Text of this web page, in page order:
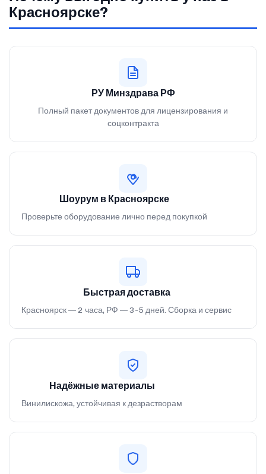
Красноярске?
РУ Минздрава РФ
Полный пакет документов для лицензирования и
соцконтракта
Шоурум в Красноярске
Проверьте оборудование лично перед покупкой
Быстрая доставка
Красноярск — 2 часа, РФ — 3-5 дней. Сборка и сервис
Надёжные материалы
Винилискожа, устойчивая к дезрастворам